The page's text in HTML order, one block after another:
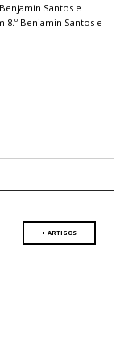
Santos e
Benjamin Santos e
+ ARTIGOS